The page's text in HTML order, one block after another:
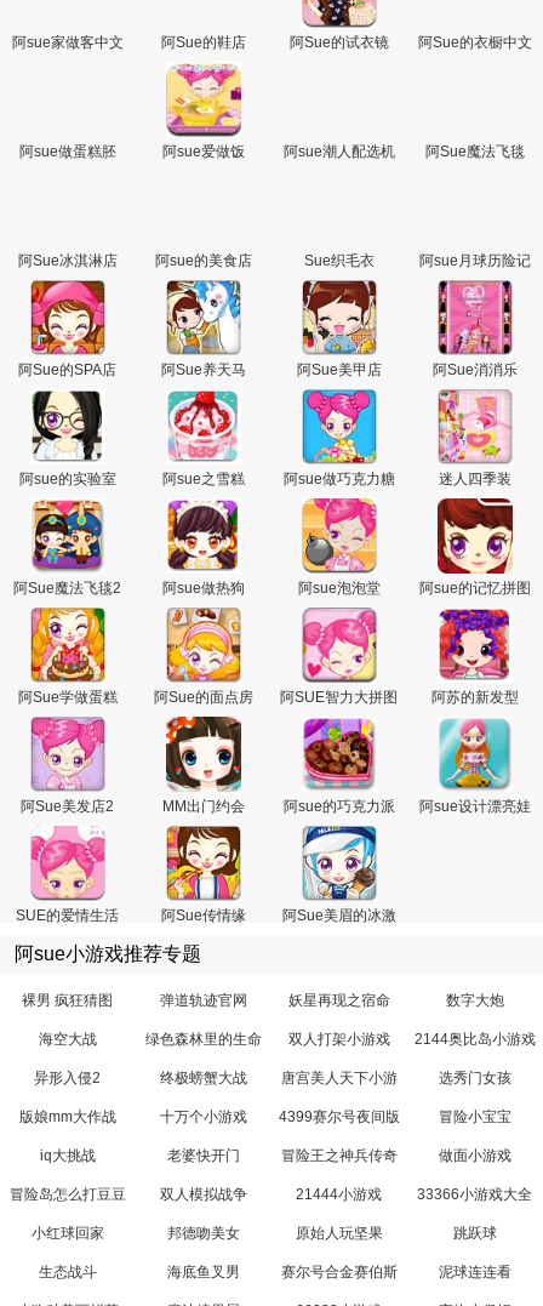
页
阿sue家做客中文
阿Sue的鞋店 阿Sue的试衣镜
阿Sue的衣橱中文
阿sue做蛋糕胚 阿sue爱做饭 阿sue潮人配选机 阿Sue魔法飞毯
阿Sue冰淇淋店 阿sue的美食店 Sue织毛衣 阿sue月球历险记
阿Sue的SPA店 阿Sue养天马 阿Sue美甲店 阿Sue消消乐
阿sue的实验室 阿sue之雪糕 阿sue做巧克力糖 迷人四季装
阿Sue魔法飞毯2 阿sue做热狗 阿sue泡泡堂 阿sue的记忆拼图
阿Sue学做蛋糕 阿Sue的面点房 阿SUE智力大拼图 阿苏的新发型
阿Sue美发店2 MM出门约会
阿sue的巧克力派
对
阿sue设计漂亮娃
SUE的爱情生活 阿Sue传情缘
阿Sue美眉的冰激
阿sue小游戏推荐专题
裸男 疯狂猜图 弹道轨迹官网 妖星再现之宿命 数字大炮
海空大战 绿色森林里的生命 双人打架小游戏 2144奥比岛小游戏
异形入侵2 终极螃蟹大战
唐宫美人天下小游
戏
选秀门女孩
版娘mm大作战 十万个小游戏 4399赛尔号夜间版 冒险小宝宝
iq大挑战 老婆快开门
冒险王之神兵传奇
无敌版4399
做面小游戏
冒险岛怎么打豆豆 双人模拟战争 21444小游戏 33366小游戏大全
小红球回家 邦德吻美女 原始人玩坚果 跳跃球
生态战斗 海底鱼叉男
赛尔号合金赛伯斯
特
泥球连连看